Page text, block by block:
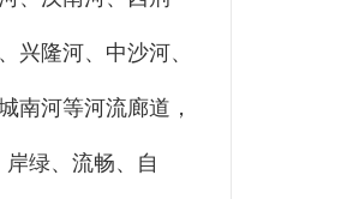
兴隆河、中沙河、
南河等河流廊道，
岸绿、流畅、自